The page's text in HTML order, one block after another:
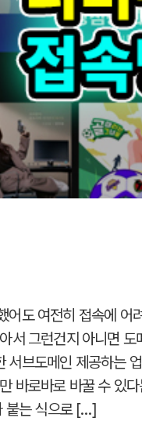
어도 여전히 접속에
서 그런건지 아니면
서브도메인 제공하는
바로바로 바꿀 수 있
붙는 식으로 […]